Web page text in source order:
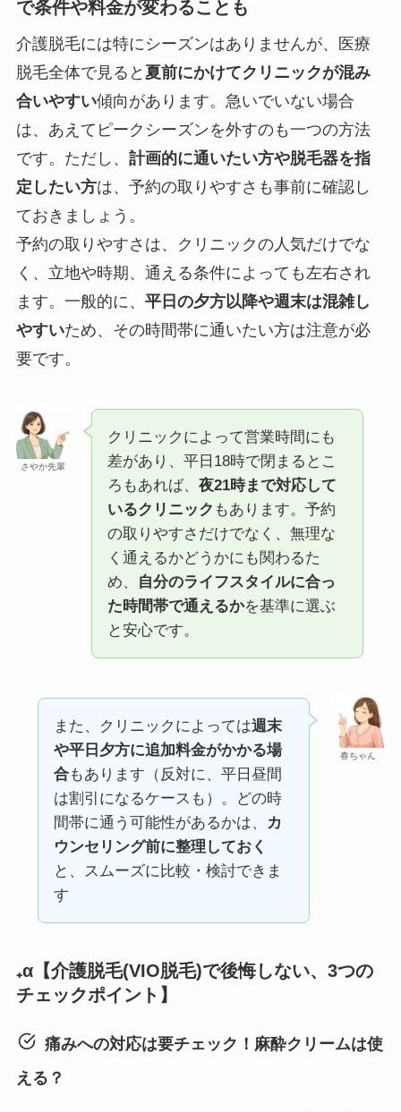
で条件や料金が変わることも
介護脱毛には特にシーズンはありませんが、医療
脱毛全体で見ると 夏前にかけてクリニックが混み
合いやすい傾向があります。急いでいない場合
は、あえてピークシーズンを外すのも一つの方法
です。ただし、 計画的に通いたい方や脱毛器を指
定したい方は、予約の取りやすさも事前に確認し
ておきましょう。
予約の取りやすさは、クリニックの人気だけでな
く、立地や時期、通える条件によっても左右され
ます。一般的に、 平日の夕方以降や週末は混雑し
やすいため、その時間帯に通いたい方は注意が必
要です。
さやか先輩
クリニックによって営業時間にも
差があり、平日18時で閉まるとこ
ろもあれば、 夜21時まで対応して
いるクリニック もあります。予約
の取りやすさだけでなく、無理な
く通えるかどうかにも関わるた
め、
自分のライフスタイルに合っ
た時間帯で通えるかを基準に選ぶ
と安心です。
春ちゃん
また、クリニックによっては週末
や平日夕方に追加料金がかかる場
合もあります（反対に、平日昼間
は割引になるケースも）。どの時
間帯に通う可能性があるかは、
カ
ウンセリング前に整理しておく
と、スムーズに比較・検討できま
す
₊α【介護脱毛(VIO脱毛)で後悔しない、3つの
チェックポイント】
痛みへの対応は要チェック！麻酔クリームは使
える？